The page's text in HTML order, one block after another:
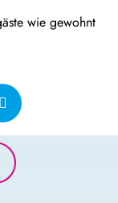
wie gewohnt